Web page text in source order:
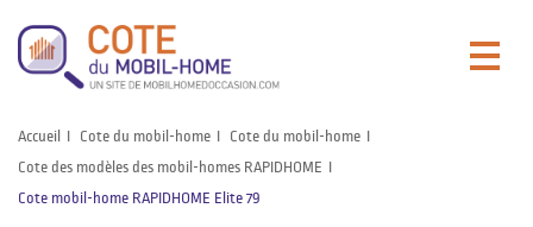
Accueil Cote du mobil-home
Cote du mobil-home
Cote des modèles des mobil-homes RAPIDHOME
Cote mobil-home RAPIDHOME Elite 79